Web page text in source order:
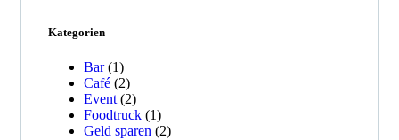
Kategorien
Bar (1)
Café (2)
Event (2)
Foodtruck (1)
Geld sparen (2)